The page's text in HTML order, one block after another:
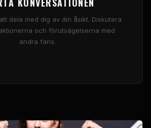
dela med dig av din åsikt. Diskutera
och förutsägelserna med
andra fans.